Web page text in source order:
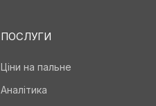
ПОСЛУГИ
Ціни на пальне
Аналітика